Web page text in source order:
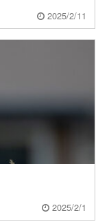
2025/2/11
2025/2/1